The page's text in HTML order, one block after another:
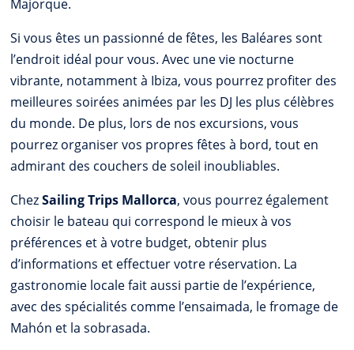
Majorque.
Si vous êtes un passionné de fêtes, les Baléares sont
l’endroit idéal pour vous. Avec une vie nocturne
vibrante, notamment à Ibiza, vous pourrez profiter des
meilleures soirées animées par les DJ les plus célèbres
du monde. De plus, lors de nos excursions, vous
pourrez organiser vos propres fêtes à bord, tout en
admirant des couchers de soleil inoubliables.
ChezSailing Trips Mallorca, vous pourrez également
choisir le bateau qui correspond le mieux à vos
préférences et à votre budget, obtenir plus
d’informations et effectuer votre réservation. La
gastronomie locale fait aussi partie de l’expérience,
avec des spécialités comme l’ensaimada, le fromage de
Mahón et la sobrasada.